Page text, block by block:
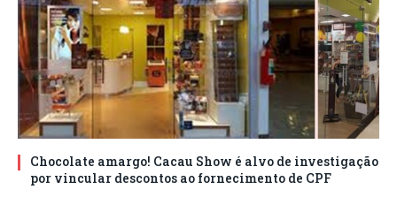
Chocolate amargo! Cacau Show é alvo de investigação
por vincular descontos ao fornecimento de CPF